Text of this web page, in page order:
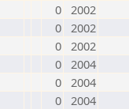
0 2002
0 2002
0 2002
0 2004
0 2004
0 2004